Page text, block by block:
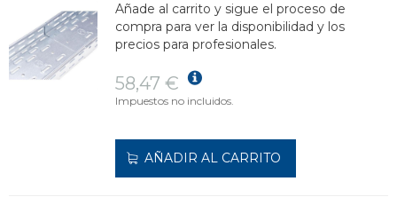
Añade al carrito y sigue el proceso de
compra para ver la disponibilidad y los
precios para profesionales.
58,47 €
Impuestos no incluidos.
AÑADIR AL CARRITO